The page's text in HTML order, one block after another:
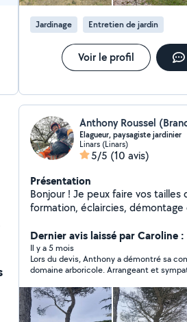
Jardinage Entretien de jardin
Voir le profil
Elagueur, paysagiste jardinier
Linars (Linars)
5/5 (10 avis)
Présentation
Bonjour ! Je peux faire vos tailles d'entretien, de
formation, éclaircies,
oiseaux , décorations en hauteur
Inclus taille de haies,
désherbage. Un service sur mesure pour des jardins
beaux et sûrs.
Dernier avis laissé par Caroline
Il y a 5 mois
Lors du devis, Anthony a démontré sa
domaine arboricole. Arrangeant et